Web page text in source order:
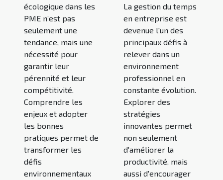
écologique dans les
PME n’est pas
seulement une
tendance, mais une
nécessité pour
garantir leur
pérennité et leur
compétitivité.
Comprendre les
enjeux et adopter
les bonnes
pratiques permet de
transformer les
défis
environnementaux
La gestion du temps
en entreprise est
devenue l'un des
principaux défis à
relever dans un
environnement
professionnel en
constante évolution.
Explorer des
stratégies
innovantes permet
non seulement
d'améliorer la
productivité, mais
aussi d'encourager